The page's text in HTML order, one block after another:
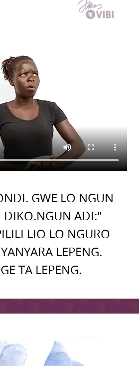
GWE LO NGUN
ADI:"
LIO LO NGURO
LEPENG.
TA LEPENG.